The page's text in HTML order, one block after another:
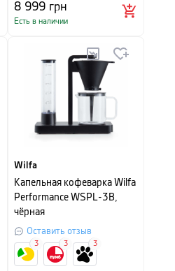
8 999 грн
Есть в наличии
Wilfa
Капельная кофеварка Wilfa
Performance WSPL-3B,
чёрная
Оставить отзыв
3 3 3